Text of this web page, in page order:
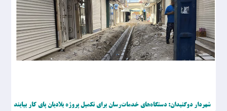
شهردار دوگنبدان: دستگاه‌های خدمات‌رسان برای تکمیل پروژه بلادیان پای کار بیایند